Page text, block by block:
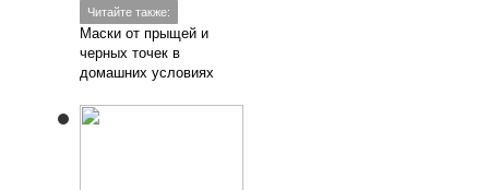
Читайте также:
Маски от прыщей и
черных точек в
домашних условиях